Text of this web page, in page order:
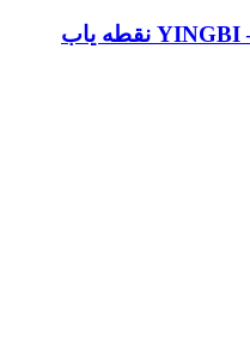
دستگاه آکوپانچر YINGBI – KWD 808I نقطه یاب